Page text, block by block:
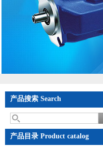
产品搜索 Search
产品目录 Product catalog